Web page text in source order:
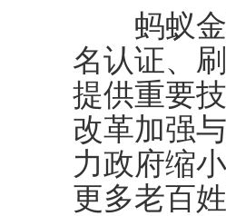
蚂蚁金
名认证、
提供重要
改革加强
力政府缩
更多老百